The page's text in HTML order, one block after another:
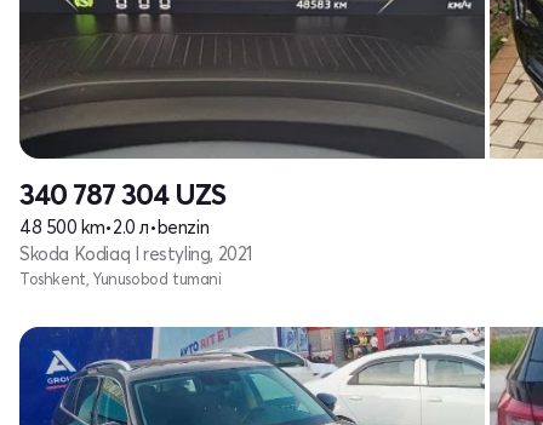
340 787 304 UZS
48 500 km•2.0 л• benzin
Skoda Kodiaq I restyling, 2021
Toshkent, Yunusobod tumani